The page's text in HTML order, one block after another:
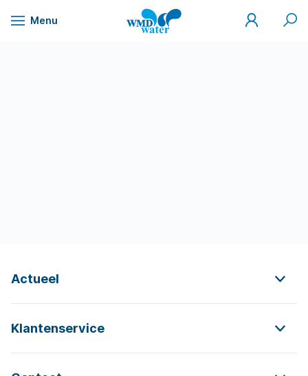
Naar
Menu
WMD
Drinkwater
Mijn
WMD
Zoek
Actueel
Klantenservice